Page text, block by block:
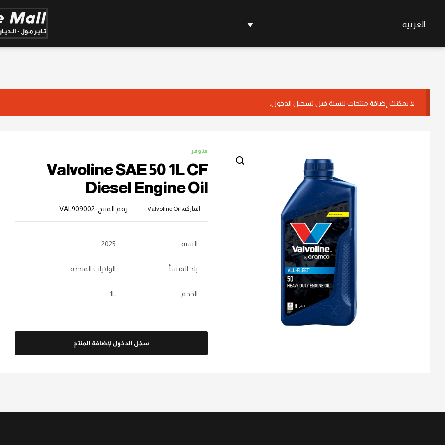
العربية
لا يمكنك إضافة منتجات للسلة قبل تسجيل الدخول.
متوفر
Valvoline SAE 50 1L CF
Diesel Engine Oil
الماركة: Valvoline Oil رقم المنتج: VAL909002
السنة 2025
بلد المنشأ الولايات المتحدة
الحجم 1L
سجّل الدخول لإضافة المنتج